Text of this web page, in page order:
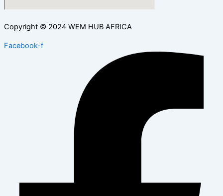
Copyright © 2024 WEM HUB AFRICA
Facebook-f